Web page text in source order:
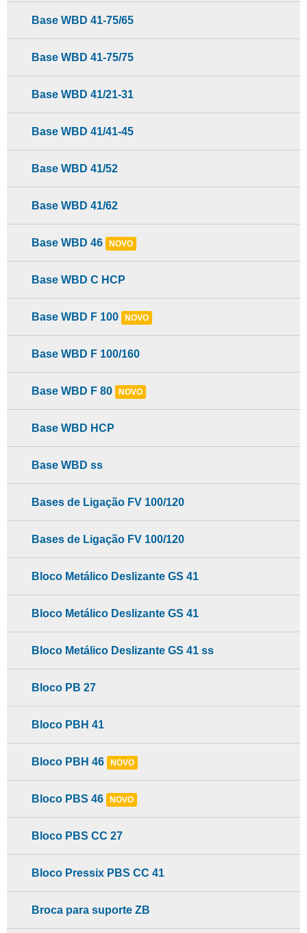
Base WBD 41-75/65
Base WBD 41-75/75
Base WBD 41/21-31
Base WBD 41/41-45
Base WBD 41/52
Base WBD 41/62
Base WBD 46 NOVO
Base WBD C HCP
Base WBD F 100 NOVO
Base WBD F 100/160
Base WBD F 80 NOVO
Base WBD HCP
Base WBD ss
Bases de Ligação FV 100/120
Bases de Ligação FV 100/120
Bloco Metálico Deslizante GS 41
Bloco Metálico Deslizante GS 41
Bloco Metálico Deslizante GS 41 ss
Bloco PB 27
Bloco PBH 41
Bloco PBH 46 NOVO
Bloco PBS 46 NOVO
Bloco PBS CC 27
Bloco Pressix PBS CC 41
Broca para suporte ZB